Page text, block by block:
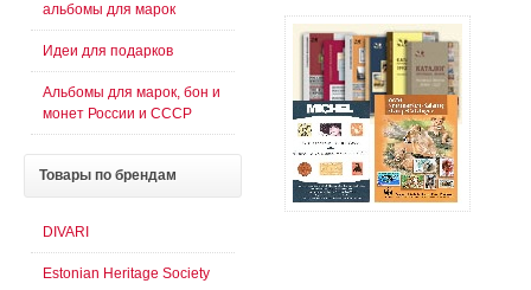
альбомы для марок
Идеи для подарков
Альбомы для марок, бон и
монет России и СССР
Товары по брендам
DIVARI
Estonian Heritage Society